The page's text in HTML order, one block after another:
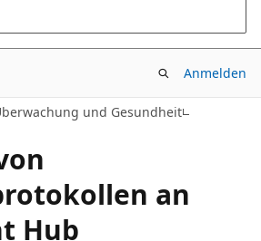
Anmelden
und Gesundheit
an
Hub